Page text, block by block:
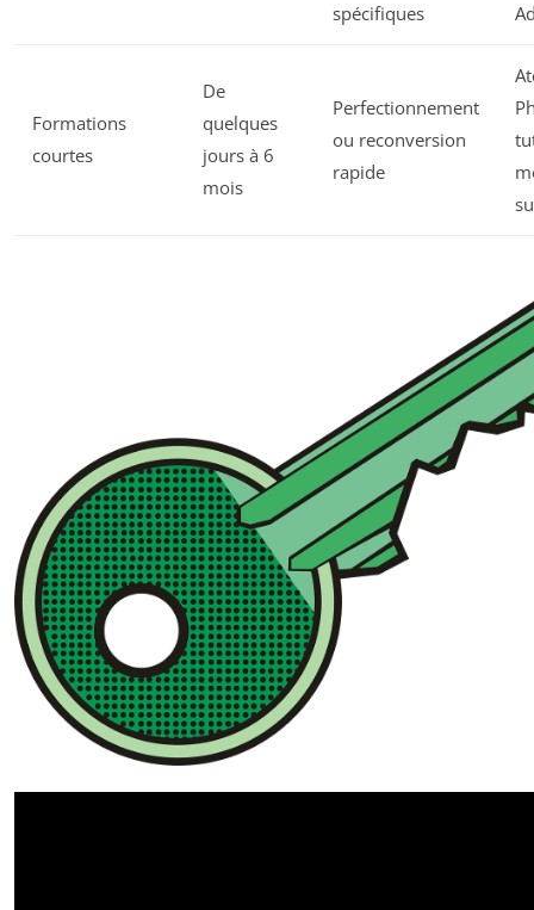
spécifiques
Formations
courtes
De
quelques
jours à 6
mois
Perfectionnement
ou reconversion
rapide